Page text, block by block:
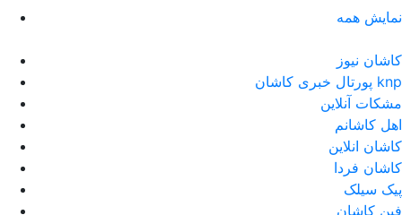
نمایش همه
کاشان نیوز
پورتال خبری كاشان knp
مشکات آنلاین
اهل کاشانم
کاشان انلاین
کاشان فردا
پیک سیلک
فین کاشان